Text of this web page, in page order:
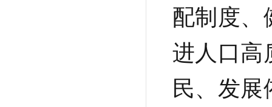
配制度
进人口高
民、发